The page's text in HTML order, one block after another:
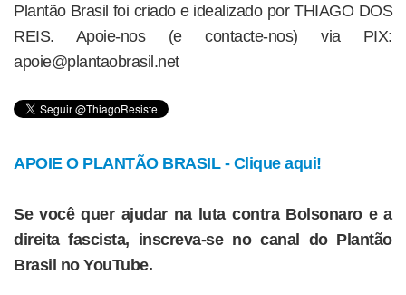
Plantão Brasil foi criado e idealizado por THIAGO DOS
REIS. Apoie-nos (e contacte-nos) via PIX:
apoie@plantaobrasil.net
APOIE O PLANTÃO BRASIL - Clique aqui!
Se você quer ajudar na luta contra Bolsonaro e a
direita fascista, inscreva-se no canal do Plantão
Brasil no YouTube.